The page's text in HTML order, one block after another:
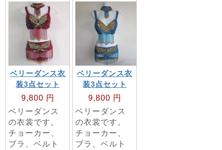
ベリーダンス衣
装3点セット
9,800 円
ベリーダンス
の衣裳です。
チョーカー、
ブラ、ベルト
ベリーダンス衣
装3点セット
9,800 円
ベリーダンス
の衣裳です。
チョーカー、
ブラ、ベルト